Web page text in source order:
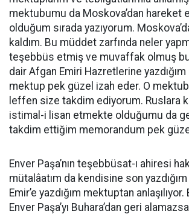
mektubumu da Moskova’dan hareket
olduğum sırada yazıyorum.
kaldım. Bu müddet zarfında neler
teşebbüs etmiş ve muvaffak olmuş
dair Afgan Emiri Hazretlerine
mektup pek güzel izah eder. O
leffen size takdim ediyorum. Ruslara
istimal-i lisan etmekte olduğumu da
takdim ettiğim memorandum pek
Enver Paşa’nın teşebbüsat-ı ahiresi
mütalâatım da kendisi­ne son
Emir’e yazdığım mektuptan
Enver Paşa’yı Buhara’dan geri